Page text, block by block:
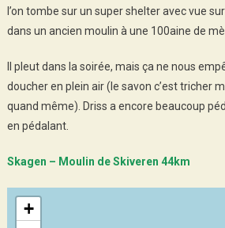
l’on tombe sur un super shelter avec vue
dans un ancien moulin à une 100aine de
Il pleut dans la soirée, mais ça ne nous
doucher en plein air (le savon c’est tricher
quand même). Driss a encore beaucoup
en pédalant.
Skagen – Moulin de Skiveren 44km
+